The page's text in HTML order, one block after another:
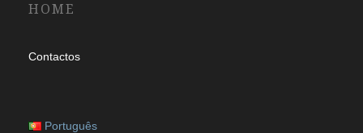
HOME
Contactos
Português